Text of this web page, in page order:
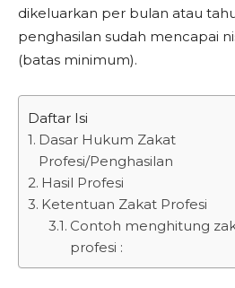
dikeluarkan per bulan atau
penghasilan sudah mencapai
(batas minimum).
Daftar Isi
Dasar Hukum Zakat
Profesi/Penghasilan
Hasil Profesi
Ketentuan Zakat Profesi
Contoh menghitung
profesi :